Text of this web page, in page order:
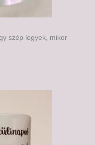
szép legyek, mikor